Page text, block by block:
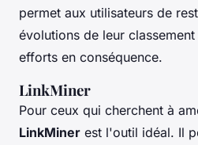
permet aux utilisateurs de
évolutions de leur
efforts en conséquence.
LinkMiner
Pour ceux qui cherchent à
LinkMiner est l'outil idéal. Il